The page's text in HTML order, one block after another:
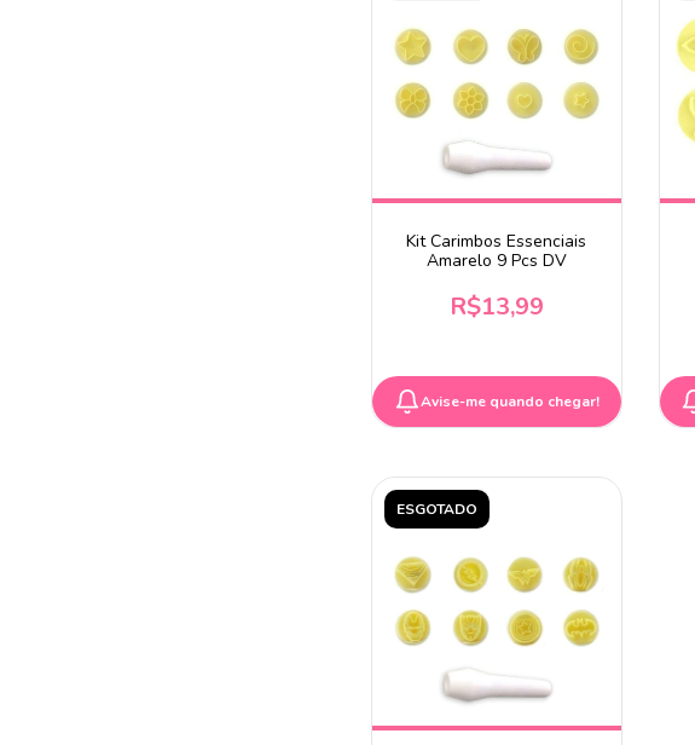
Kit Carimbos Essenciais
Amarelo 9 Pcs DV
R$13,99
Avise-me quando chegar!
ESGOTADO